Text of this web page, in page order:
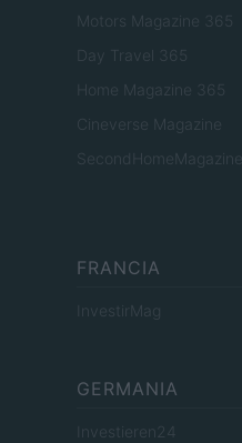
Motors Magazine 365
Day Travel 365
Home Magazine 365
Cineverse Magazine
SecondHomeMagazine
FRANCIA
InvestirMag
GERMANIA
Investieren24